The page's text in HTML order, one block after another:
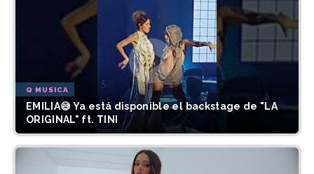
Q MUSICA
EMILIA😅 Ya está disponible el backstage de "LA
ORIGINAL" ft. TINI